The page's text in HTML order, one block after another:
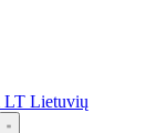
LT Lietuvių